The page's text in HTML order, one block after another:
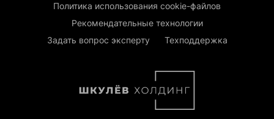
Политика использования cookie-файлов
Рекомендательные технологии
Задать вопрос эксперту
Техподдержка